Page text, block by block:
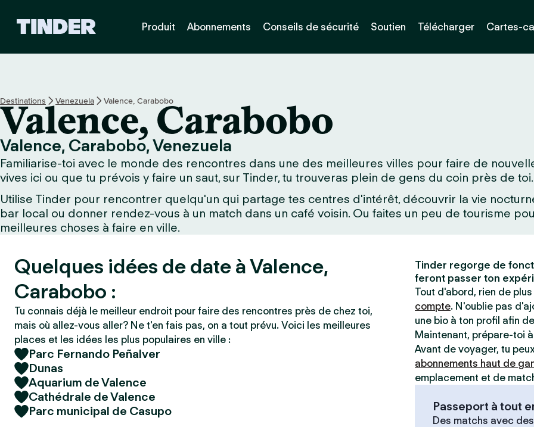
l
d
e
r
Produit Abonnements Conseils de sécurité Soutien Télécharger Cartes-
Destinations Venezuela Valence, Carabobo
Valence, Carabobo
Valence, Carabobo, Venezuela
Familiarise-toi avec le monde des rencontres dans une des meilleures villes pour faire de
vives ici ou que tu prévois y faire un saut, sur Tinder, tu trouveras plein de gens du coin près de toi.
Utilise Tinder pour rencontrer quelqu'un qui partage tes centres d'intérêt, découvrir la vie
bar local ou donner rendez-vous à un match dans un café voisin. Ou faites un peu de tourisme
meilleures choses à faire en ville.
Quelques idées de date à Valence,
Carabobo :
Tu connais déjà le meilleur endroit pour faire des rencontres près de chez toi,
mais où allez-vous aller? Ne t'en fais pas, on a tout prévu. Voici les meilleures
places et les idées les plus populaires en ville :
Parc Fernando Peñalver
Dunas
Aquarium de Valence
Cathédrale de Valence
Parc municipal de Casupo
Tinder regorge de
feront passer ton
Tout d'abord, rien de
compte. N'oublie pas
une bio à ton profil afin
Maintenant, prépare-toi à
Avant de voyager, tu
abonnements haut de
emplacement et de
Passeport à tout
Des matchs avec